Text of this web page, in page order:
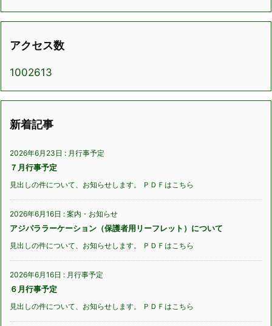
アクセス数
1002613
新着記事
2026年6月23日 : 月行事予定
７月行事予定
見出しの件について、お知らせします。 ＰＤＦはこちら
2026年6月16日 : 案内・お知らせ
アジパララーケーション（保護者用リーフレット）について
見出しの件について、お知らせします。 ＰＤＦはこちら
2026年6月16日 : 月行事予定
６月行事予定
見出しの件について、お知らせします。 ＰＤＦはこちら